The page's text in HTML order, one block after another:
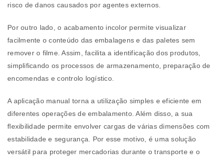
risco de danos causados por agentes externos.
Por outro lado, o acabamento incolor permite visualizar
facilmente o conteúdo das embalagens e das paletes sem
remover o filme. Assim, facilita a identificação dos produtos,
simplificando os processos de armazenamento, preparação de
encomendas e controlo logístico.
A aplicação manual torna a utilização simples e eficiente em
diferentes operações de embalamento. Além disso, a sua
flexibilidade permite envolver cargas de várias dimensões com
estabilidade e segurança. Por esse motivo, é uma solução
versátil para proteger mercadorias durante o transporte e o